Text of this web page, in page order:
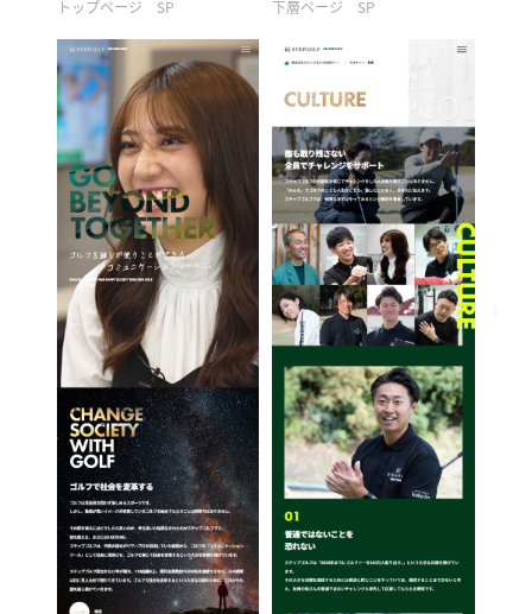
トップページ SP 下層ページ SP